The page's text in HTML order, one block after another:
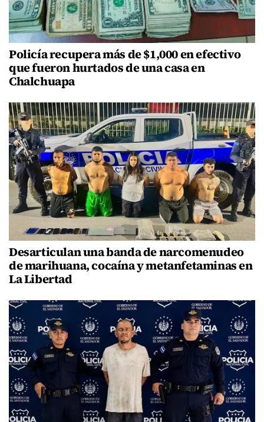
Policía recupera más de $1,000 en efectivo
que fueron hurtados de una casa en
Chalchuapa
Desarticulan una banda de narcomenudeo
de marihuana, cocaína y metanfetaminas en
La Libertad